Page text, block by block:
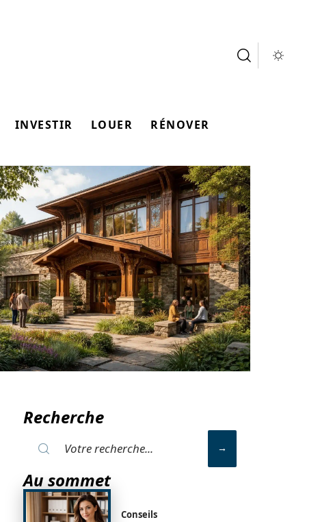
INVESTIR LOUER RÉNOVER
Recherche
Au sommet
Conseils